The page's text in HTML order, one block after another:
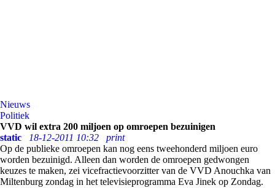
Nieuws
Politiek
VVD wil extra 200 miljoen op omroepen bezuinigen
static
18-12-2011 10:32
print
Op de publieke omroepen kan nog eens tweehonderd miljoen euro
worden bezuinigd. Alleen dan worden de omroepen gedwongen
keuzes te maken, zei vicefractievoorzitter van de VVD Anouchka van
Miltenburg zondag in het televisieprogramma Eva Jinek op Zondag.